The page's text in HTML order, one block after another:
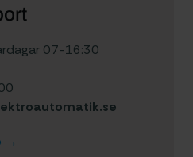
07-16:30
→